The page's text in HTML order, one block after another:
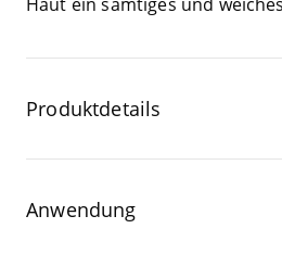
Produktdetails
Anwendung